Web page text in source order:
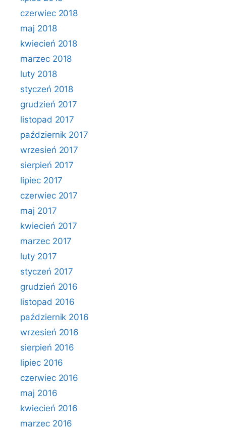
czerwiec 2018
maj 2018
kwiecień 2018
marzec 2018
luty 2018
styczeń 2018
grudzień 2017
listopad 2017
październik 2017
wrzesień 2017
sierpień 2017
lipiec 2017
czerwiec 2017
maj 2017
kwiecień 2017
marzec 2017
luty 2017
styczeń 2017
grudzień 2016
listopad 2016
październik 2016
wrzesień 2016
sierpień 2016
lipiec 2016
czerwiec 2016
maj 2016
kwiecień 2016
marzec 2016